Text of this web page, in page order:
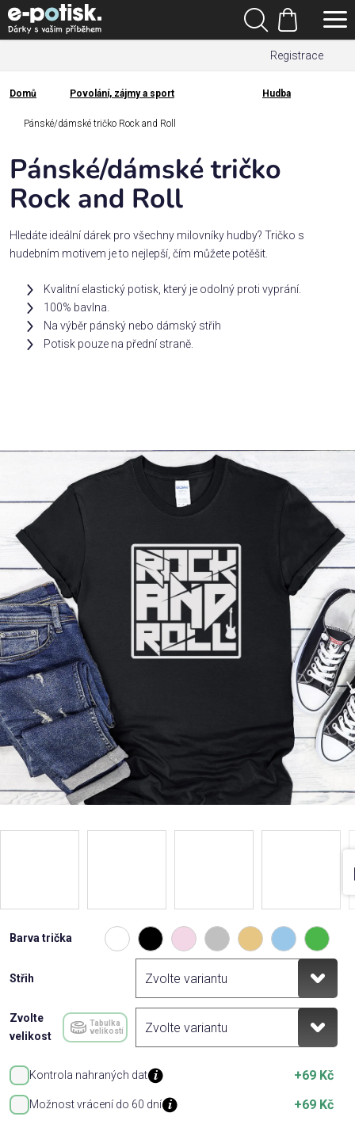
Přejít
na
obsah
Registrace
Hledat
Nákupní
košík
Kategorie
Dárek
pro
Rodina
/
Povolání,
zájmy a
sport
Oblečení
Přihlášení
Domů
Domů Povolání, zájmy a sport Hudba
Pánské/dámské tričko Rock and Roll
Barva trička
Střih
Zvolte
velikost
Tabulka
velikostí
Kontrola nahraných dat +69 Kč
Možnost vrácení do 60 dní +69 Kč
Pánské/dámské tričko
Rock and Roll
Hledáte ideální dárek pro všechny milovníky hudby? Tričko s
hudebním motivem je to nejlepší, čím můžete potěšit.
Kvalitní elastický potisk, který je odolný proti vyprání.
100% bavlna.
Na výběr pánský nebo dámský střih
Potisk pouze na přední straně.